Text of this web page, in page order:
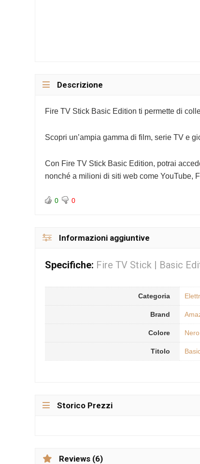
Descrizione
Fire TV Stick Basic Edition ti permette di
Scopri un’ampia gamma di film, serie TV e
Con Fire TV Stick Basic Edition, potrai
nonché a milioni di siti web come YouTube,
0 0
Informazioni aggiuntive
Specifiche: Fire TV Stick | Basic
Categoria
Brand
Colore Nero
Titolo
Storico Prezzi
Reviews (6)